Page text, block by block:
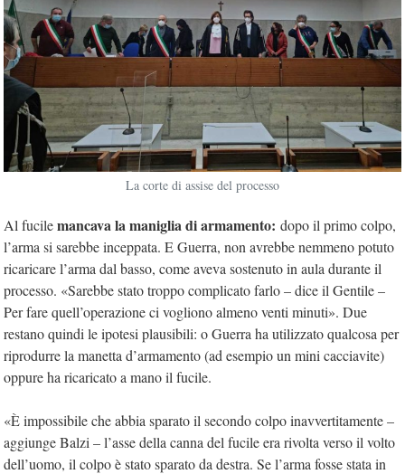
La corte di assise del processo
Al fucilemancavala maniglia di armamento: dopo il primo colpo,
l’arma si sarebbe inceppata. E Guerra, non avrebbe nemmeno potuto
ricaricare l’arma dal basso, come aveva sostenuto in aula durante il
processo. «Sarebbe stato troppo complicato farlo – dice il Gentile –
Per fare quell’operazione ci vogliono almeno venti minuti». Due
restano quindi le ipotesi plausibili: o Guerra ha utilizzato qualcosa per
riprodurre la manetta d’armamento (ad esempio un mini cacciavite)
oppure ha ricaricato a mano il fucile.
«È impossibile che abbia sparato il secondo colpo inavvertitamente –
aggiunge Balzi – l’asse della canna del fucile era rivolta verso il volto
dell’uomo, il colpo è stato sparato da destra. Se l’arma fosse stata in